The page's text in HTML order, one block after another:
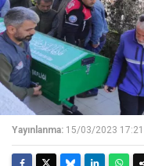
Yayınlanma: 15/03/2023 17:21